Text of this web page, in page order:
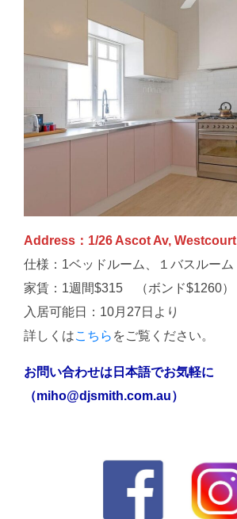
Address：1/26 Ascot Av, Westcourt
仕様：1ベッドルーム、１バスルーム
家賃：1週間$315 （ボンド$1260）
入居可能日：10月27日より
詳しくはこちら をご覧ください。
お問い合わせは日本語でお気軽に
（miho@djsmith.com.au）